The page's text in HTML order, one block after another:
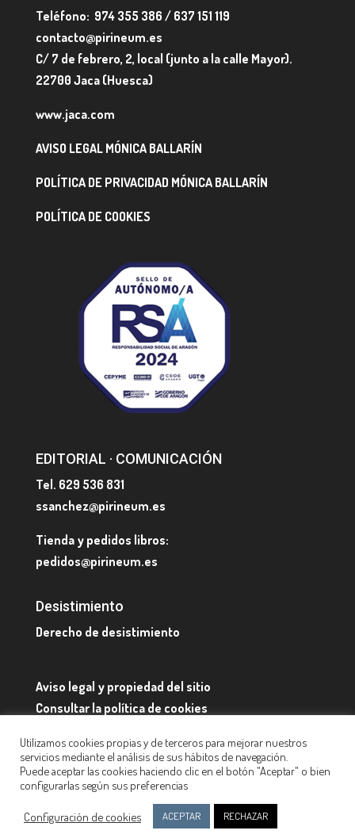
Teléfono: 974 355 386 / 637 151 119
contacto@pirineum.es
C/ 7 de febrero, 2, local (junto a la calle Mayor).
22700 Jaca (Huesca)
www.jaca.com
AVISO LEGAL MÓNICA BALLARÍN
POLÍTICA DE PRIVACIDAD MÓNICA BALLARÍN
POLÍTICA DE COOKIES
EDITORIAL · COMUNICACIÓN
Tel. 629 536 831
ssanchez@pirineum.es
Tienda y pedidos libros:
pedidos@pirineum.es
Desistimiento
Derecho de desistimiento
Aviso legal y propiedad del sitio
Consultar la política de cookies
Diseño web:Pirineum
Utilizamos cookies propias y de terceros para mejorar nuestros
servicios mediante el análisis de sus hábitos de navegación.
Puede aceptar las cookies haciendo clic en el botón "Aceptar" o bien
configurarlas según sus preferencias
Configuración de cookies ACEPTAR RECHAZAR